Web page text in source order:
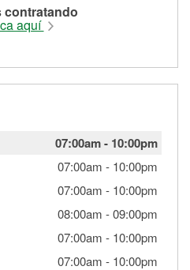
contratando
aquí
07:00am- 10:00pm
07:00am - 10:00pm
07:00am - 10:00pm
08:00am -09:00pm
07:00am - 10:00pm
07:00am - 10:00pm